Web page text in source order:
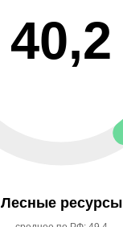
40,2
Лесные ресурсы